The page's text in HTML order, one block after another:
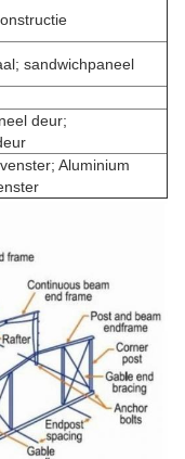
sandwichpaneel
deur;
Aluminium